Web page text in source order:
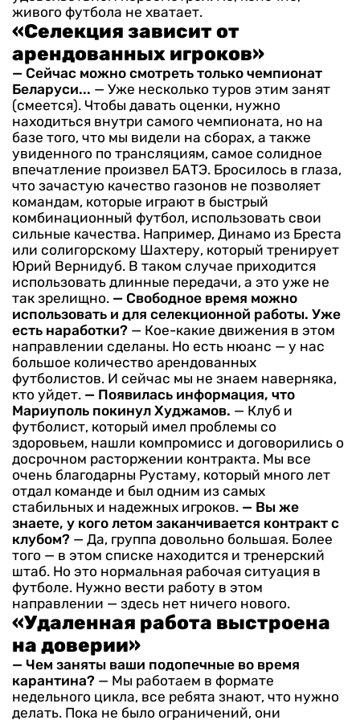
живого футбола не хватает.
«Селекция зависит от
арендованных игроков»
— Сейчас можно смотреть только чемпионат
Беларуси... — Уже несколько туров этим занят
(смеется). Чтобы давать оценки, нужно
находиться внутри самого чемпионата, но на
базе того, что мы видели на сборах, а также
увиденного по трансляциям, самое солидное
впечатление произвел БАТЭ. Бросилось в глаза,
что зачастую качество газонов не позволяет
командам, которые играют в быстрый
комбинационный футбол, использовать свои
сильные качества. Например, Динамо из Бреста
или солигорскому Шахтеру, который тренирует
Юрий Вернидуб. В таком случае приходится
использовать длинные передачи, а это уже не
так зрелищно. — Свободное время можно
использовать и для селекционной работы. Уже
есть наработки? — Кое-какие движения в этом
направлении сделаны. Но есть нюанс — у нас
большое количество арендованных
футболистов. И сейчас мы не знаем наверняка,
кто уйдет. — Появилась информация, что
Мариуполь покинул Худжамов. — Клуб и
футболист, который имел проблемы со
здоровьем, нашли компромисс и договорились о
досрочном расторжении контракта. Мы все
очень благодарны Рустаму, который много лет
отдал команде и был одним из самых
стабильных и надежных игроков. — Вы же
знаете, у кого летом заканчивается контракт с
клубом? — Да, группа довольно большая. Более
того — в этом списке находится и тренерский
штаб. Но это нормальная рабочая ситуация в
футболе. Нужно вести работу в этом
направлении — здесь нет ничего нового.
«Удаленная работа выстроена
на доверии»
— Чем заняты ваши подопечные во время
карантина? — Мы работаем в формате
недельного цикла, все ребята знают, что нужно
делать. Пока не было ограничений, они